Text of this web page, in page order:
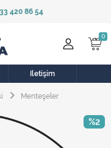
420 86 54
Makinesi
İletişim
Menteşeler
%2